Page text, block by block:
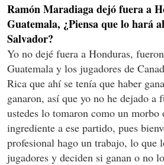
Ramón Maradiaga dejó fuera a
Guatemala, ¿Piensa que lo hará
Salvador?
Yo no dejé fuera a Honduras,
Guatemala y los jugadores de
Rica que ahí se tenía que haber
ganaron, así que yo no he dejado a
ustedes lo tomaron como un morbo
ingrediente a ese partido, pues
profesional hago un trabajo, lo que
jugadores y deciden si ganan o no